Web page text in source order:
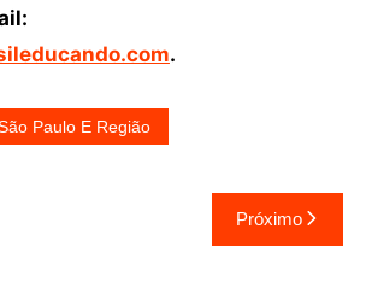
.
Paulo E Região
Próximo